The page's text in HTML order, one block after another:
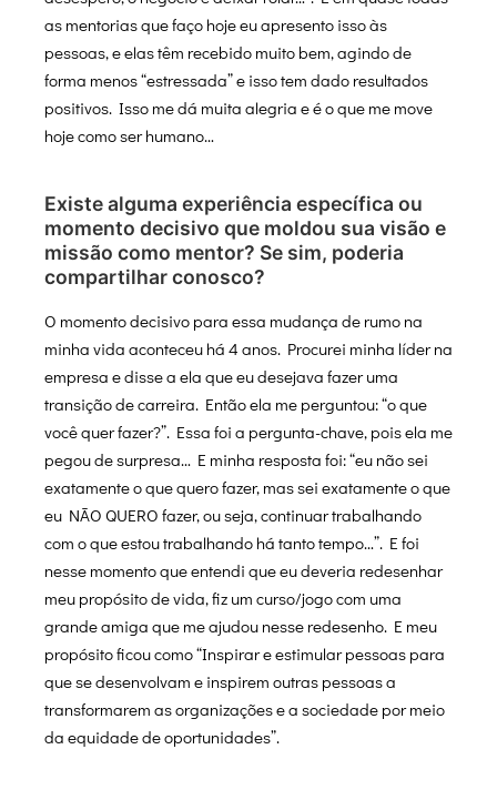
as mentorias que faço hoje eu apresento isso às
pessoas, e elas têm recebido muito bem, agindo de
forma menos “estressada” e isso tem dado resultados
positivos. Isso me dá muita alegria e é o que me move
hoje como ser humano…
Existe alguma experiência específica ou
momento decisivo que moldou sua visão e
missão como mentor? Se sim, poderia
compartilhar conosco?
O momento decisivo para essa mudança de rumo na
minha vida aconteceu há 4 anos. Procurei minha líder na
empresa e disse a ela que eu desejava fazer uma
transição de carreira. Então ela me perguntou: “o que
você quer fazer?”. Essa foi a pergunta-chave, pois ela me
pegou de surpresa… E minha resposta foi: “eu não sei
exatamente o que quero fazer, mas sei exatamente o que
eu NÃO QUERO fazer, ou seja, continuar trabalhando
com o que estou trabalhando há tanto tempo…”. E foi
nesse momento que entendi que eu deveria redesenhar
meu propósito de vida, fiz um curso/jogo com uma
grande amiga que me ajudou nesse redesenho. E meu
propósito ficou como “Inspirar e estimular pessoas para
que se desenvolvam e inspirem outras pessoas a
transformarem as organizações e a sociedade por meio
da equidade de oportunidades”.